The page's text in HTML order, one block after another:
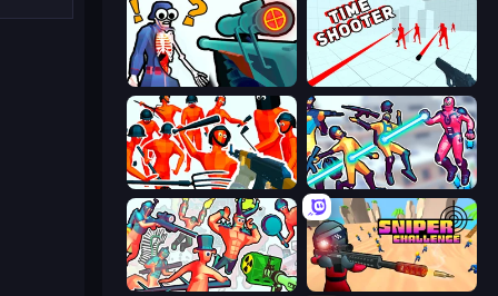
Sniper Shot: Bullet Time Time Shooter
Funny Shooter - Destroy All Hero 3: Flying Robot
Funny Shooter 2 Sniper Challenge